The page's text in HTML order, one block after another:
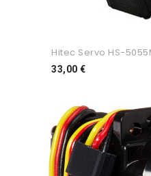
Hitec Servo HS-
33,00 €Preço